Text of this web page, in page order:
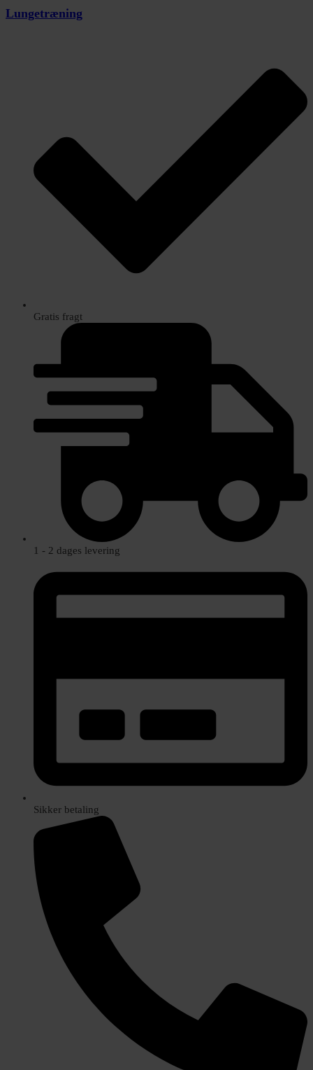
Lungetræning
Gratis fragt
1 - 2 dages levering
Sikker betaling